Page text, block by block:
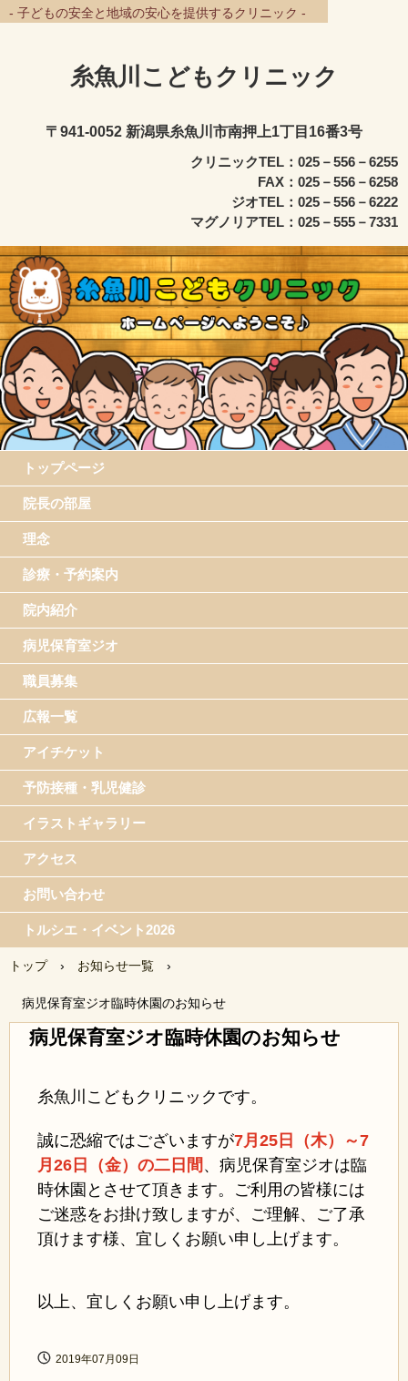
- 子どもの安全と地域の安心を提供するクリニック -
糸魚川こどもクリニック
〒941-0052 新潟県糸魚川市南押上1丁目16番3号
クリニックTEL：025－556－6255
FAX：025－556－6258
ジオTEL：025－556－6222
マグノリアTEL：025－555－7331
トップページ
院長の部屋
理念
診療・予約案内
院内紹介
病児保育室ジオ
職員募集
広報一覧
アイチケット
予防接種・乳児健診
イラストギャラリー
アクセス
お問い合わせ
トルシエ・イベント2026
トップ › お知らせ一覧 ›
病児保育室ジオ臨時休園のお知らせ
病児保育室ジオ臨時休園のお知らせ
糸魚川こどもクリニックです。
誠に恐縮ではございますが7月25日（木）～7
月26日（金）の二日間 、病児保育室ジオは臨
時休園とさせて頂きます。ご利用の皆様には
ご迷惑をお掛け致しますが、ご理解、ご了承
頂けます様、宜しくお願い申し上げます。
以上、宜しくお願い申し上げます。
2019年07月09日